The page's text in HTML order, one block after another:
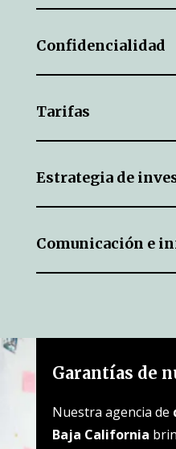
Confidencialidad
Tarifas
Estrategia de
Comunicación e
Garantías de
Nuestra agencia de
Baja California